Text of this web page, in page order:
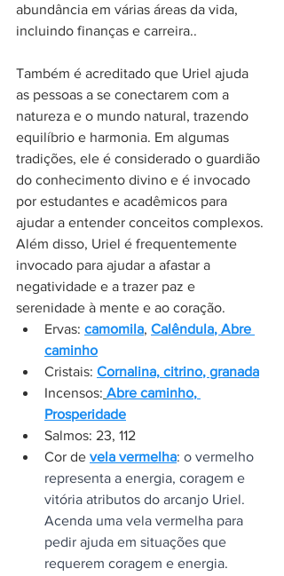
abundância em várias áreas da vida,
incluindo finanças e carreira..
Também é acreditado que Uriel ajuda
as pessoas a se conectarem com a
natureza e o mundo natural, trazendo
equilíbrio e harmonia. Em algumas
tradições, ele é considerado o guardião
do conhecimento divino e é invocado
por estudantes e acadêmicos para
ajudar a entender conceitos complexos.
Além disso, Uriel é frequentemente
invocado para ajudar a afastar a
negatividade e a trazer paz e
serenidade à mente e ao coração.
Ervas: camomila, Calêndula, Abre
caminho
Cristais: Cornalina, citrino, granada
Incensos: Abre caminho,
Prosperidade
Salmos: 23, 112
Cor de vela vermelha: o vermelho
representa a energia, coragem e
vitória atributos do arcanjo Uriel.
Acenda uma vela vermelha para
pedir ajuda em situações que
requerem coragem e energia.